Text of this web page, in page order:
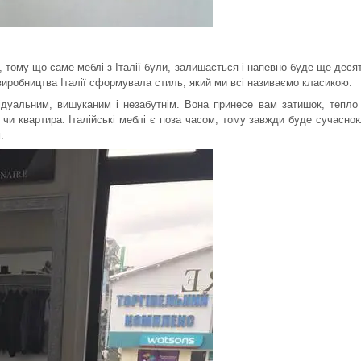
тому що саме меблі з Італії були, залишається і напевно буде ще
Італії сформувала стиль, який ми всі називаємо класикою.
вишуканим і незабутнім. Вона принесе вам затишок, тепло
квартира. Італійські меблі є поза часом, тому завжди буде